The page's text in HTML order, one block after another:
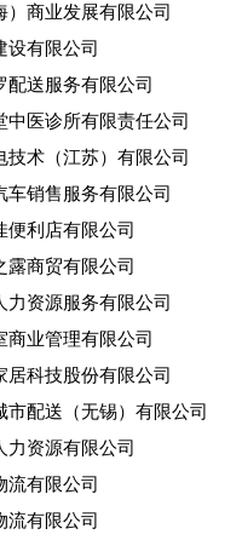
）商业发展有限公司
设有限公司
配送服务有限公司
中医诊所有限责任公司
技术（江苏）有限公司
车销售服务有限公司
便利店有限公司
露商贸有限公司
力资源服务有限公司
商业管理有限公司
居科技股份有限公司
市配送（无锡）有限公司
力资源有限公司
流有限公司
流有限公司